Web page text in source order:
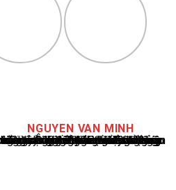
NGUYEN VAN MINH
Nguyễn Văn Minh là một trong những chuyên gia hàng đầu về báo cáo tin tức thể thao tại Việt Nam, với hơn 10 năm hoạt động trong ngành. Ông có kiến thức sâu rộng và kinh nghiệm đáng kể trong việc phân tích và báo cáo về các sự kiện thể thao hàng đầu. Sự hiểu biết sâu sắc của ông về ngành này đã giúp ông xây dựng uy tín và danh tiếng trong cộng đồng báo chí thể thao.